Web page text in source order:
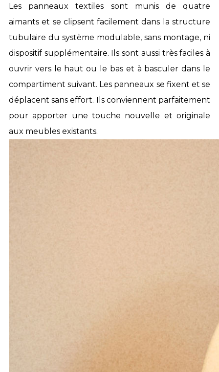
Les panneaux textiles sont munis de quatre
aimants et se clipsent facilement dans la structure
tubulaire du système modulable, sans montage, ni
dispositif supplémentaire. Ils sont aussi très faciles à
ouvrir vers le haut ou le bas et à basculer dans le
compartiment suivant. Les panneaux se fixent et se
déplacent sans effort. Ils conviennent parfaitement
pour apporter une touche nouvelle et originale
aux meubles existants.